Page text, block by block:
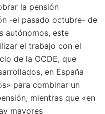
la pensión
-el pasado octubre- de
autónomos, este
el trabajo con el
de la OCDE, que
en España
para combinar un
mientras que «en
mayores